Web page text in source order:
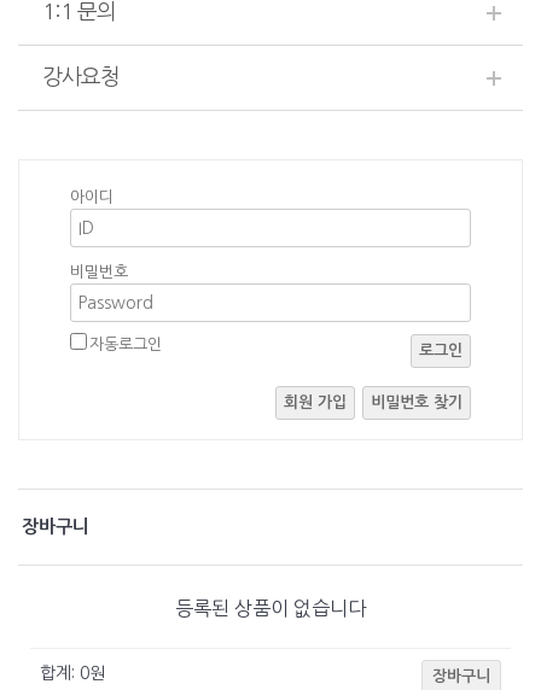
1:1 문의
강사요청
아이디
비밀번호
자동로그인 로그인
회원 가입 비밀번호 찾기
장바구니
등록된 상품이 없습니다
합계: 0원 장바구니